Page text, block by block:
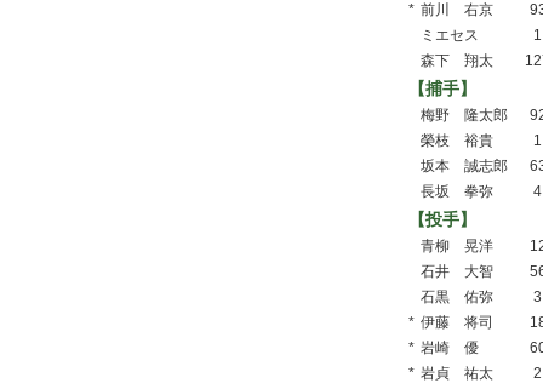
* 前川 右京
ミエセス
1
森下 翔太
【捕手】
梅野 隆太郎
榮枝 裕貴
1
坂本 誠志郎
長坂 拳弥
4
【投手】
青柳 晃洋
石井 大智
石黒 佑弥
3
* 伊藤 将司
* 岩崎 優
* 岩貞 祐太
2